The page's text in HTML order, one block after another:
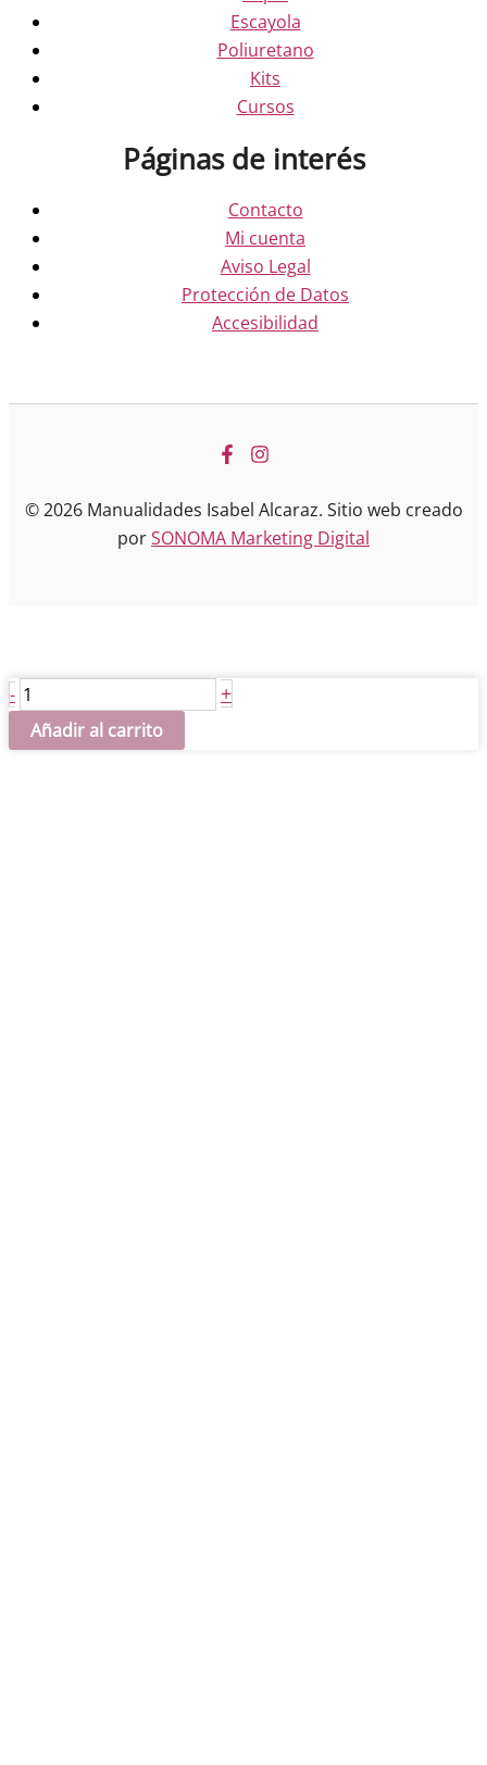
Escayola
Poliuretano
Kits
Cursos
Páginas de interés
Contacto
Mi cuenta
Aviso Legal
Protección de Datos
Accesibilidad
© 2026 Manualidades Isabel Alcaraz. Sitio web creado
porSONOMA Marketing Digital
- Lazo
de
berengenas
+
Añadir al carrito